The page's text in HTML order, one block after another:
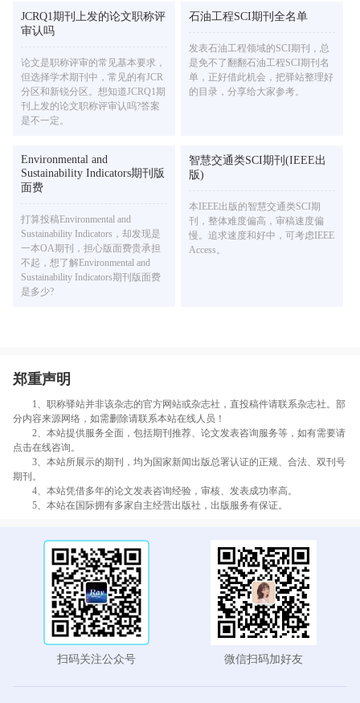
JCRQ1期刊上发的论文职称评
审认吗
论文是职称评审的常见基本要求，
但选择学术期刊中，常见的有JCR
分区和新锐分区。想知道JCRQ1期
刊上发的论文职称评审认吗?答案
是不一定。
石油工程SCI期刊全名单
发表石油工程领域的SCI期刊，总
是免不了翻翻石油工程SCI期刊名
单，正好借此机会，把驿站整理好
的目录，分享给大家参考。
Environmental and
Sustainability Indicators期刊版
面费
打算投稿Environmental and
Sustainability Indicators，却发现是
一本OA期刊，担心版面费贵承担
不起，想了解Environmental and
Sustainability Indicators期刊版面费
是多少?
智慧交通类SCI期刊(IEEE出
版)
本IEEE出版的智慧交通类SCI期
刊，整体难度偏高，审稿速度偏
慢。追求速度和好中，可考虑IEEE
Access。
郑重声明
1、职称驿站并非该杂志的官方网站或杂志社，直投稿件请联系杂志社。部
分内容来源网络，如需删除请联系本站在线人员！
2、本站提供服务全面，包括期刊推荐、论文发表咨询服务等，如有需要请
点击在线咨询。
3、本站所展示的期刊，均为国家新闻出版总署认证的正规、合法、双刊号
期刊。
4、本站凭借多年的论文发表咨询经验，审核、发表成功率高。
5、本站在国际拥有多家自主经营出版社，出版服务有保证。
扫码关注公众号 微信扫码加好友